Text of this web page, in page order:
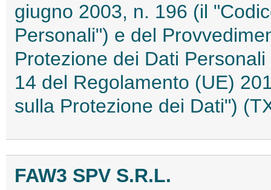
giugno 2003, n. 196 (il
Personali") e del
Protezione dei Dati
14 del Regolamento (UE)
sulla Protezione dei Dati")
FAW3 SPV S.R.L.